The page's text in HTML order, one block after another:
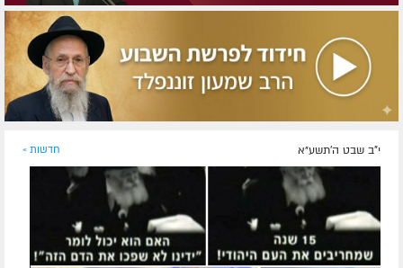
י"ב שבט ה׳תשע״א חדשות »